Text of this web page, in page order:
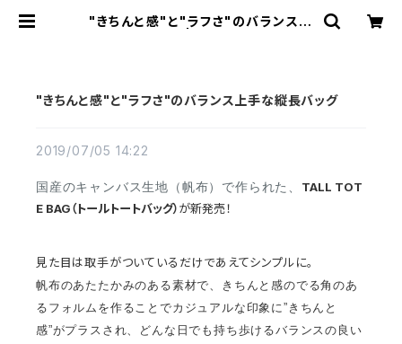
"きちんと感"と"ラフさ"のバランス上
"きちんと感"と"ラフさ"のバランス上手な縦長バッグ
2019/07/05 14:22
国産のキャンバス生地（帆布）で作られた、 TALL TOT
E BAG（トールトートバッグ）が新発売！
見た目は取手がついているだけであえてシンプルに。
帆布のあたたかみのある素材で、きちんと感のでる角のあ
るフォルムを作ることでカジュアルな印象に”きちんと
感”がプラスされ、どんな日でも持ち歩けるバランスの良い